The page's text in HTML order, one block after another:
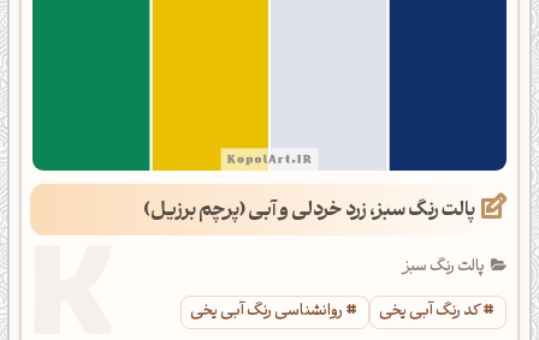
پالت رنگ سبز، زرد خردلی و آبی (پرچم برزیل)
پالت رنگ سبز
کد رنگ آبی یخی
روانشناسی رنگ آبی یخی